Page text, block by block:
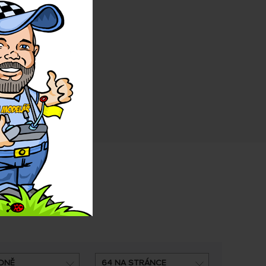
64 NA STRÁNCE